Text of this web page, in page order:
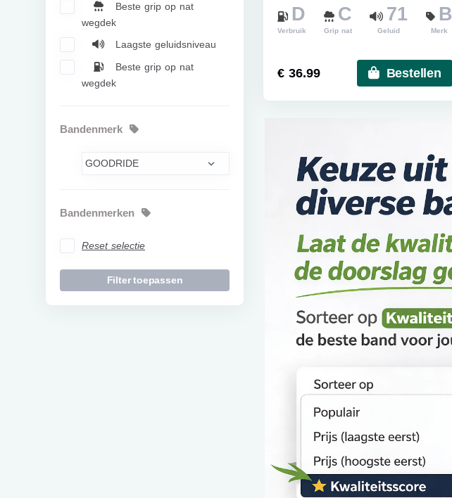
Beste grip op nat
wegdek
Laagste geluidsniveau
Beste grip op nat
wegdek
Bandenmerk
Bandenmerken
Reset selectie
D
Verbruik
C
Grip nat
71
Geluid
B
Merk
€ 36.99 Bestellen